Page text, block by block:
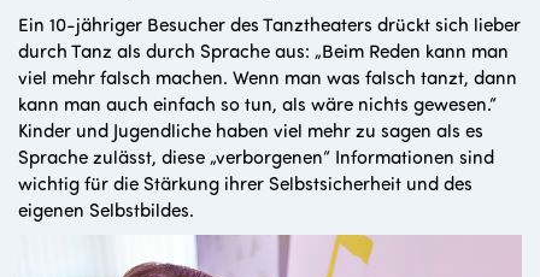
Ein 10-jähriger Besucher des Tanztheaters drückt sich lieber
durch Tanz als durch Sprache aus: „Beim Reden kann man
viel mehr falsch machen. Wenn man was falsch tanzt, dann
kann man auch einfach so tun, als wäre nichts gewesen.“
Kinder und Jugendliche haben viel mehr zu sagen als es
Sprache zulässt, diese „verborgenen“ Informationen sind
wichtig für die Stärkung ihrer Selbstsicherheit und des
eigenen Selbstbildes.